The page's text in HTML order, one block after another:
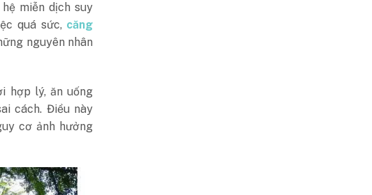
miễn dịch suy
quá sức, căng
nguyên nhân
hợp lý, ăn uống
cách. Điều này
cơ ảnh hưởng